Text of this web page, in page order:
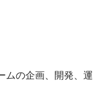
ムの企画、開発、運